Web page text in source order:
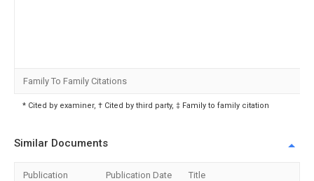
Family To Family Citations
* Cited by examiner, † Cited by third party, ‡ Family to family citation
Similar Documents
Publication Publication Date Title